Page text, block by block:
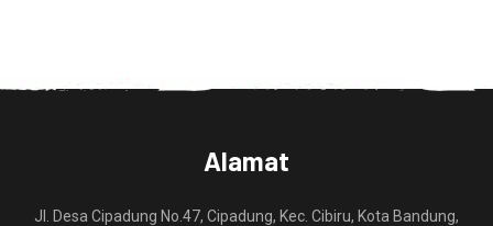
Alamat
Jl. Desa Cipadung No.47, Cipadung, Kec. Cibiru, Kota Bandung,